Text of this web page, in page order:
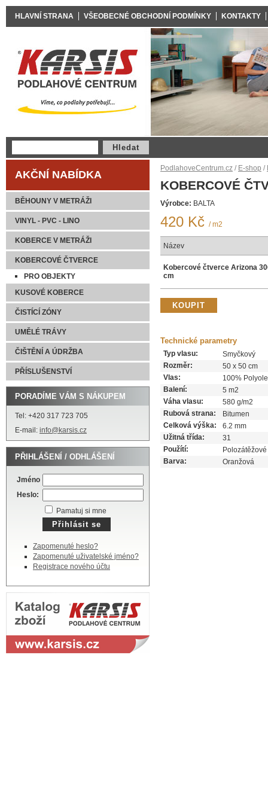
AKČNÍ NABÍDKA
BĚHOUNY V METRÁŽI
VINYL - PVC - LINO
KOBERCE V METRÁŽI
KOBERCOVÉ ČTVERCE
PRO OBJEKTY
KUSOVÉ KOBERCE
ČISTÍCÍ ZÓNY
UMĚLÉ TRÁVY
ČIŠTĚNÍ A ÚDRŽBA
PŘÍSLUŠENSTVÍ
PORADÍME VÁM S NÁKUPEM
Tel: +420 317 723 705
E-mail: info@karsis.cz
PŘIHLÁŠENÍ / ODHLÁŠENÍ
Jméno
Heslo:
Pamatuj si mne
Zapomenuté heslo?
Zapomenuté uživatelské jméno?
Registrace nového účtu
PodlahoveCentrum.cz / E-shop /
KOBERCOVÉ
Výrobce: BALTA
420 Kč / m2
Název
Kobercové čtverce Arizona
cm
Technické parametry
Typ vlasu:
Smyčkový
Rozměr:
50 x 50 cm
Vlas:
100%
Balení:
5 m2
Váha vlasu:
580 g/m2
Rubová strana:
Bitumen
Celková výška:
6.2 mm
Užitná třída:
31
Použítí:
Polozátěžové
Barva:
Oranžová
HLAVNÍ STRANA VŠEOBECNÉ OBCHODNÍ PODMÍNKY KONTAKTY